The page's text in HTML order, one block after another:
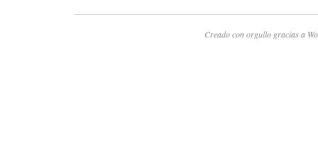
Creado con orgullo gracias a